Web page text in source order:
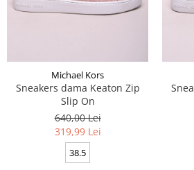
Michael Kors
Sneakers dama Keaton Zip
Slip On
640,00 Lei
319,99 Lei
38.5